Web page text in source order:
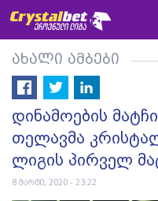
ახალი ამბები
დინამოების
თელავმა
ლიგის პირველ
8 მარტი, 2020 - 23:22